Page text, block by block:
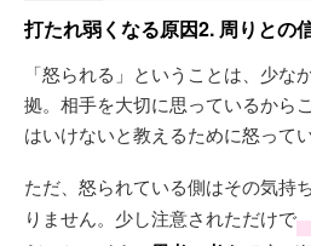
打たれ弱くなる原因2. 周りとの
「怒られる」ということは、少な
拠。相手を大切に思っているから
はいけないと教えるために怒って
ただ、怒られている側はその気持
りません。少し注意されただけで